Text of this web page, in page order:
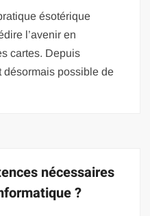
ésotérique
l’avenir en
cartes. Depuis
désormais possible de
nécessaires
?